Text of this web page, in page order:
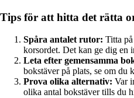
Tips för att hitta det rätta
Spåra antalet rutor: Titta
korsordet. Det kan ge dig en
Leta efter gemensamma
bokstäver på plats, se om du
Prova olika alternativ: Var
olika antal bokstäver tills du